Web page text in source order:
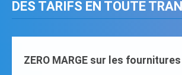
DES TARIFS EN TOUTE
ZERO MARGE sur les fournitures